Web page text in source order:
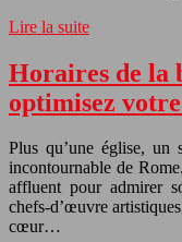
Lire la suite
Horaires de la
optimisez
Plus qu’une église, un
incontournable de
affluent pour admirer
chefs-d’œuvre
cœur…